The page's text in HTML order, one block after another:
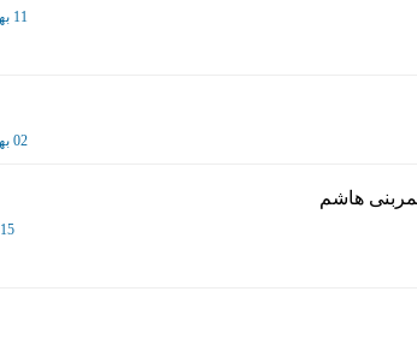
11 بهمن 1390
02 بهمن 1390
هاشم
15 آذر 1390